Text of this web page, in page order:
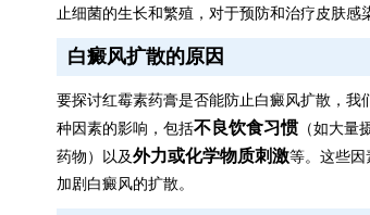
止细菌的生长和繁殖，对于预防和治疗皮肤感
白癜风扩散的原因
要探讨红霉素药膏是否能防止白癜风扩散，
种因素的影响，包括不良饮食习惯（如大量
药物）以及外力或化学物质刺激等。这些因
加剧白癜风的扩散。